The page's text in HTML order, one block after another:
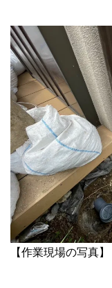
【作業現場の写真】